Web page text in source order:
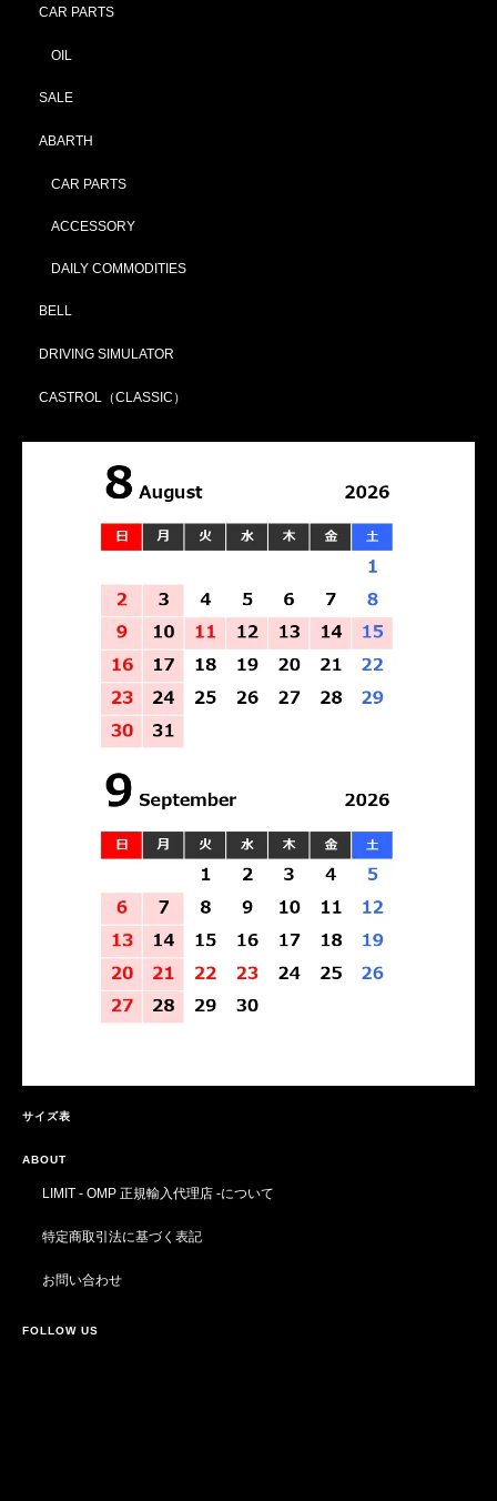
CAR PARTS
OIL
SALE
ABARTH
CAR PARTS
ACCESSORY
DAILY COMMODITIES
BELL
DRIVING SIMULATOR
CASTROL（CLASSIC）
サイズ表
ABOUT
LIMIT - OMP 正規輸入代理店 -について
特定商取引法に基づく表記
お問い合わせ
FOLLOW US